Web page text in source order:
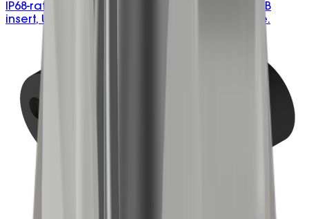
IP68-rated M25 cable gland with multi-hole NRB
insert, UV and vibration resistant, halogen-free.